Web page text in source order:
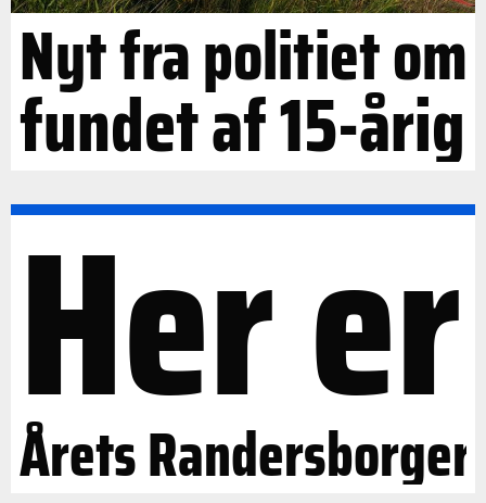
Nyt fra politiet om
fundet af 15-årig
Her er
Årets Randersborger